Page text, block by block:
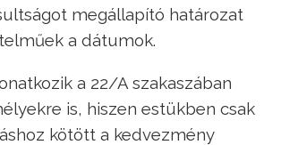
megállapító határozat
a dátumok.
a 22/A szakaszában
is, hiszen estükben csak
kötött a kedvezmény